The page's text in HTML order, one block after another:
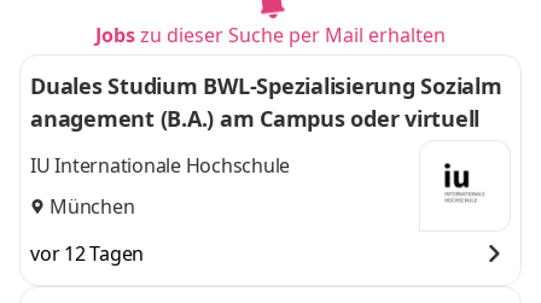
Jobszu dieser Suche per Mail erhalten
Duales Studium BWL-Spezialisierung Sozialm
anagement (B.A.) am Campus oder virtuell
IU Internationale Hochschule
München
vor 12 Tagen